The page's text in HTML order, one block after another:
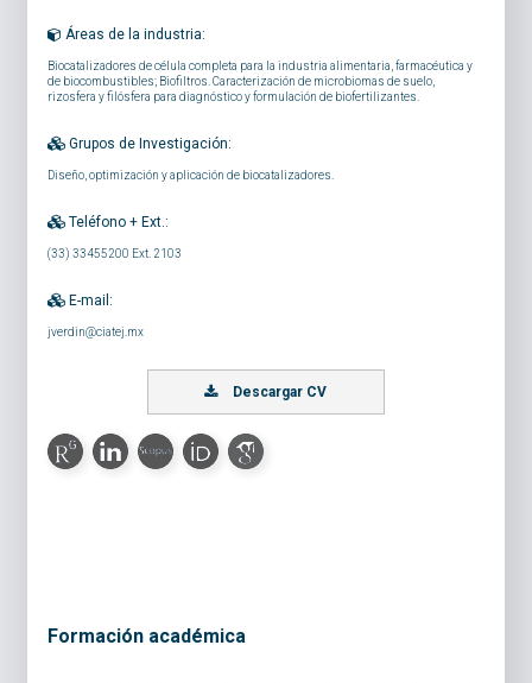
Áreas de la industria:
Biocatalizadores de célula completa para la industria alimentaria, farmacéutica y
de biocombustibles; Biofiltros. Caracterización de microbiomas de suelo,
rizosfera y filósfera para diagnóstico y formulación de biofertilizantes.
Grupos de Investigación:
Diseño, optimización y aplicación de biocatalizadores.
Teléfono + Ext.:
(33) 33455200 Ext. 2103
E-mail:
jverdin@ciatej.mx
Descargar CV
Formación académica